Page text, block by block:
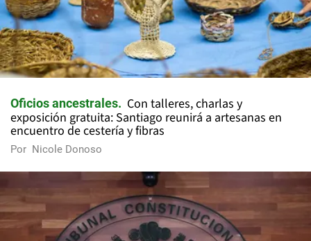
Oficios ancestrales
Con talleres, charlas y
exposición gratuita: Santiago reunirá a artesanas en
encuentro de cestería y fibras
Por Nicole Donoso